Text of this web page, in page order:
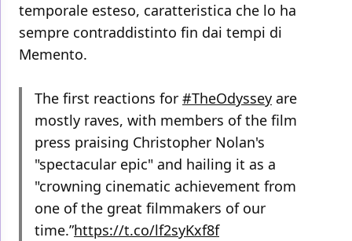
temporale esteso, caratteristica che lo ha
sempre contraddistinto fin dai tempi di
Memento.
The first reactions for #TheOdyssey are
mostly raves, with members of the film
press praising Christopher Nolan's
"spectacular epic" and hailing it as a
"crowning cinematic achievement from
one of the great filmmakers of our
time.”https://t.co/lf2syKxf8f